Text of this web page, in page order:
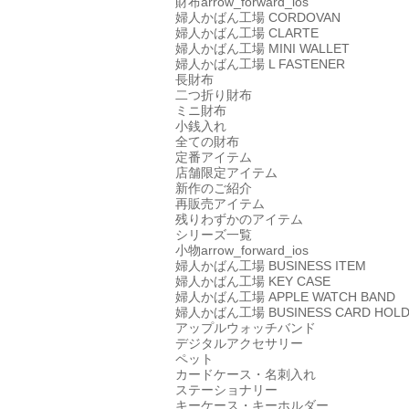
婦人かばん工場 CORDOVAN
婦人かばん工場 CLARTE
婦人かばん工場 MINI WALLET
婦人かばん工場 L FASTENER
長財布
二つ折り財布
ミニ財布
小銭入れ
全ての財布
定番アイテム
店舗限定アイテム
新作のご紹介
再販売アイテム
残りわずかのアイテム
シリーズ一覧
小物arrow_forward_ios
婦人かばん工場 BUSINESS ITEM
婦人かばん工場 KEY CASE
婦人かばん工場 APPLE WATCH BAND
婦人かばん工場 BUSINESS CARD
アップルウォッチバンド
デジタルアクセサリー
ペット
カードケース・名刺入れ
ステーショナリー
キーケース・キーホルダー